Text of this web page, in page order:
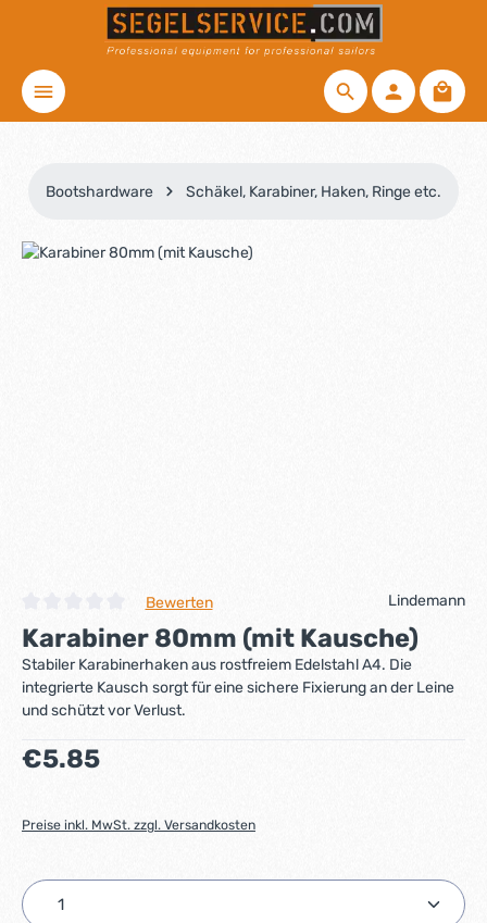
Zum Hauptinhalt springen
Bootshardware Schäkel, Karabiner, Haken, Ringe etc.
Bildergalerie überspringen
Durchschnittliche Bewertung von 0 von 5 Sternen
Bewerten Lindemann
Karabiner 80mm (mit Kausche)
Stabiler Karabinerhaken aus rostfreiem Edelstahl A4. Die
integrierte Kausch sorgt für eine sichere Fixierung an der Leine
und schützt vor Verlust.
Regulärer Preis:
€5.85
Preise inkl. MwSt. zzgl. Versandkosten
Produkt Anzahl: Gib den gewünschten Wert ein